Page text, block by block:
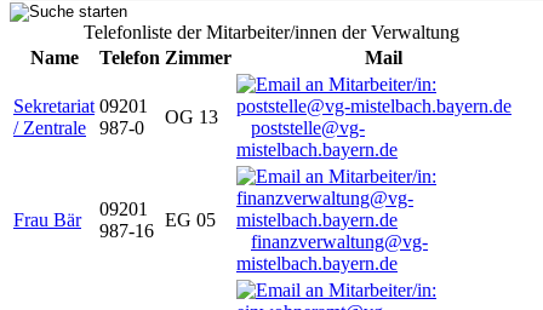
Telefonliste der Mitarbeiter/innen der Verwaltung
Name
Telefon Zimmer Mail
Sekretariat
/ Zentrale
09201
987-0
OG 13
poststelle@vg-
mistelbach.bayern.de
Frau Bär
09201
987-16
EG 05
finanzverwaltung@vg-
mistelbach.bayern.de